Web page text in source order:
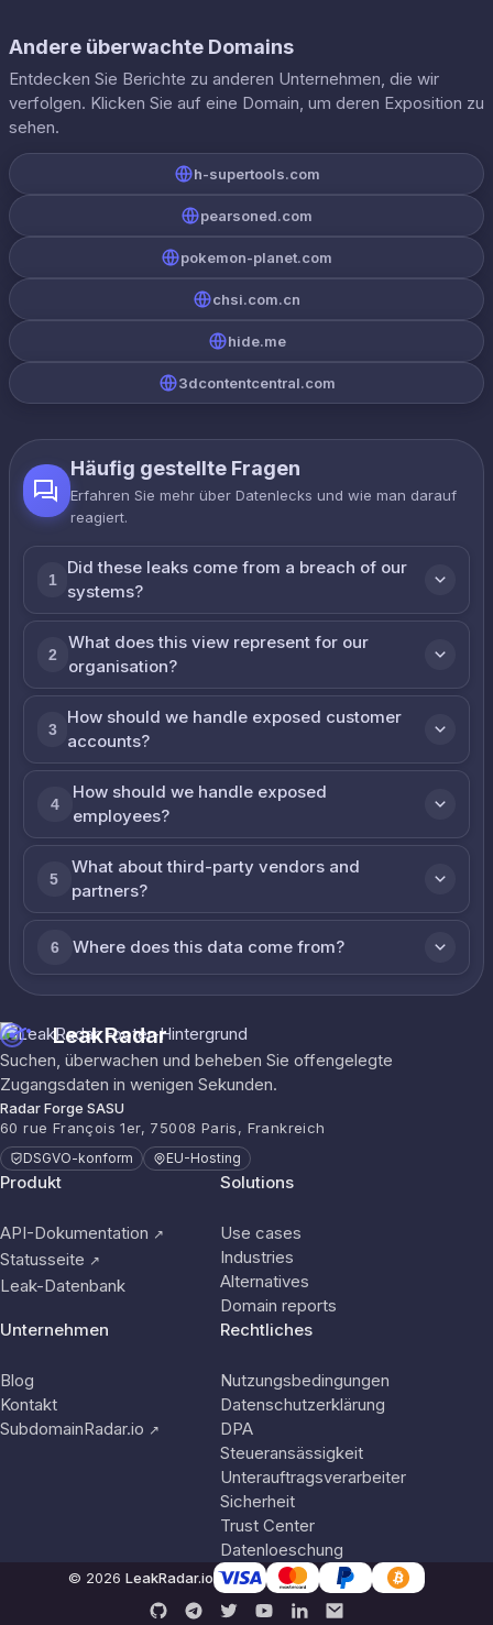
Andere überwachte Domains
Entdecken Sie Berichte zu anderen Unternehmen, die wir
verfolgen. Klicken Sie auf eine Domain, um deren Exposition zu
sehen.
h-supertools.com
pearsoned.com
pokemon-planet.com
chsi.com.cn
hide.me
3dcontentcentral.com
Häufig gestellte Fragen
Erfahren Sie mehr über Datenlecks und wie man darauf
reagiert.
1
Did these leaks come from a breach of our
systems?
2
What does this view represent for our
organisation?
3
How should we handle exposed customer
accounts?
4
How should we handle exposed
employees?
5
What about third-party vendors and
partners?
6 Where does this data come from?
LeakRadar
Suchen, überwachen und beheben Sie offengelegte
Zugangsdaten in wenigen Sekunden.
Radar Forge SASU
60 rue François 1er, 75008 Paris, Frankreich
DSGVO-konform EU-Hosting
Produkt
API-Dokumentation ↗
Statusseite ↗
Leak-Datenbank
Solutions
Use cases
Industries
Alternatives
Domain reports
Unternehmen
Blog
Kontakt
SubdomainRadar.io ↗
Rechtliches
Nutzungsbedingungen
Datenschutzerklärung
DPA
Steueransässigkeit
Unterauftragsverarbeiter
Sicherheit
Trust Center
Datenloeschung
© 2026 LeakRadar.io